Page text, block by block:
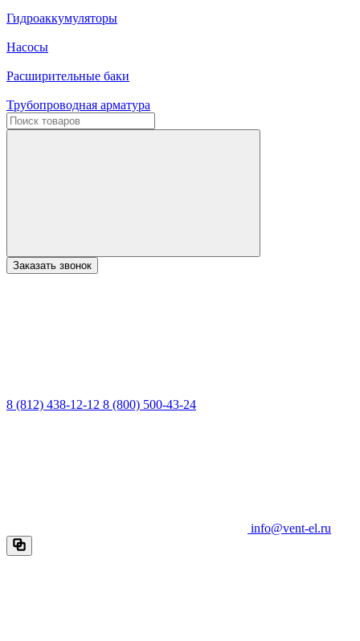
Гидроаккумуляторы
Насосы
Расширительные баки
Трубопроводная арматура
Заказать звонок
8 (812) 438-12-12 8 (800) 500-43-24
info@vent-el.ru